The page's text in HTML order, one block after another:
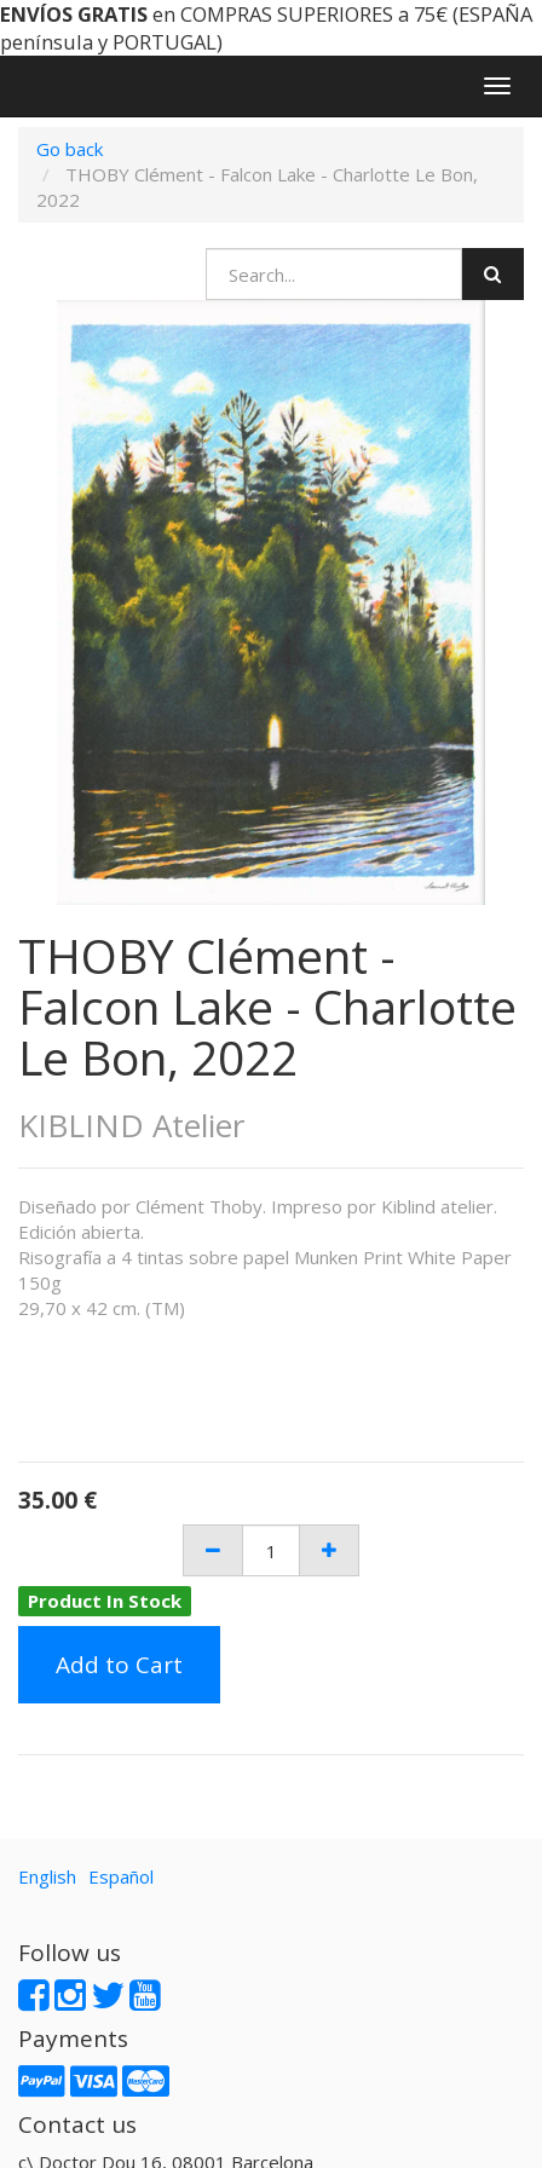
ENVÍOS GRATISen COMPRAS SUPERIORES a 75€ (ESPAÑA
península y PORTUGAL)
Go back
THOBY Clément - Falcon Lake - Charlotte Le Bon,
2022
THOBY Clément -
Falcon Lake - Charlotte
Le Bon, 2022
KIBLIND Atelier
Diseñado por Clément Thoby. Impreso por Kiblind atelier.
Edición abierta.
Risografía a 4 tintas sobre papel Munken Print White Paper
150g
29,70 x 42 cm. (TM)
35.00 €
Product In Stock
Add to Cart
English Español
Follow us
Payments
Contact us
c\ Doctor Dou 16, 08001 Barcelona